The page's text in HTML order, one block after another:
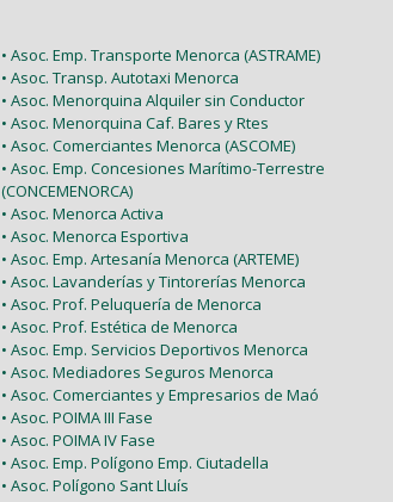
• Asoc. Emp. Transporte Menorca (ASTRAME)
• Asoc. Transp. Autotaxi Menorca
• Asoc. Menorquina Alquiler sin Conductor
• Asoc. Menorquina Caf. Bares y Rtes
• Asoc. Comerciantes Menorca (ASCOME)
• Asoc. Emp. Concesiones Marítimo-Terrestre
(CONCEMENORCA)
• Asoc. Menorca Activa
• Asoc. Menorca Esportiva
• Asoc. Emp. Artesanía Menorca (ARTEME)
• Asoc. Lavanderías y Tintorerías Menorca
• Asoc. Prof. Peluquería de Menorca
• Asoc. Prof. Estética de Menorca
• Asoc. Emp. Servicios Deportivos Menorca
• Asoc. Mediadores Seguros Menorca
• Asoc. Comerciantes y Empresarios de Maó
• Asoc. POIMA III Fase
• Asoc. POIMA IV Fase
• Asoc. Emp. Polígono Emp. Ciutadella
• Asoc. Polígono Sant Lluís